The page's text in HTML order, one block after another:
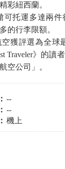
彩紐西蘭。
可托運多達兩件
的行李限額。
空獲評選為全球
Traveler》的讀
空公司」。
--
--
機上